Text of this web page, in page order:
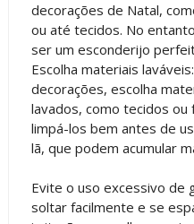
decorações de Natal,
ou até tecidos. No
ser um esconderijo
Escolha materiais
decorações, escolha
lavados, como tecidos
limpá-los bem antes de
lã, que podem acumular
Evite o uso excessivo
soltar facilmente e se